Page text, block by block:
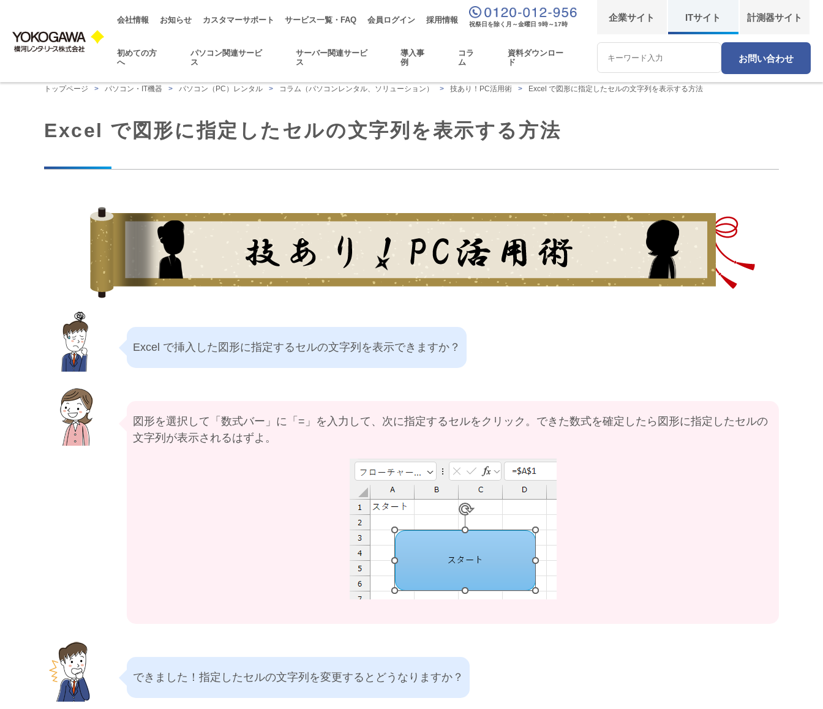
会社情報 お知らせ カスタマーサポート サービス一覧・FAQ 会員ログイン 採用情報
祝祭日を除く月～金曜日 9時～17時
初めての方
へ
パソコン関連サービ
ス
サーバー関連サービ
ス
導入事
例
コラ
ム
資料ダウンロー
ド
企業サイト ITサイト 計測器サイト
Conduct
a
search
お問い合わせ
トップページ > パソコン・IT機器 > パソコン（PC）レンタル > コラム（パソコンレンタル、ソリューション） > 技あり！PC活用術 > Excel で図形に指定したセルの文字列を表示する方法
Excel で図形に指定したセルの文字列を表示する方法
Excel で挿入した図形に指定するセルの文字列を表示できますか？
図形を選択して「数式バー」に「=」を入力して、次に指定するセルをクリック。できた数式を確定したら図形に指定したセルの
文字列が表示されるはずよ。
できました！指定したセルの文字列を変更するとどうなりますか？